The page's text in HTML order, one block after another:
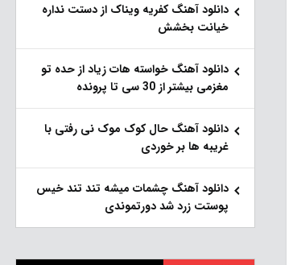
دانلود آهنگ کفریه ویناک از دستت نداره
خیانت بخشش
دانلود آهنگ خواسته هات زیاد از حده تو
مغزمی بیشتر از 30 سی تا پرونده
دانلود آهنگ حال کوک موک نی رفتی با
غریبه ها بر خوردی
دانلود آهنگ چشمات میشه تند تند خیس
پوستت زرد شد دورتموندی